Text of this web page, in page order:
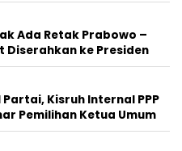
Ada Retak Prabowo –
Diserahkan ke Presiden
Kisruh Internal PPP
Pemilihan Ketua Umum